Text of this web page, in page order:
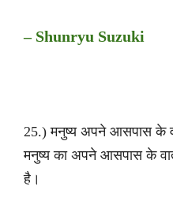
– Shunryu Suzuki
25.) मनुष्य अपने आसपास के
मनुष्य का अपने आसपास के
है।